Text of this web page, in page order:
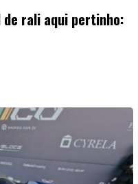
de rali aqui pertinho: